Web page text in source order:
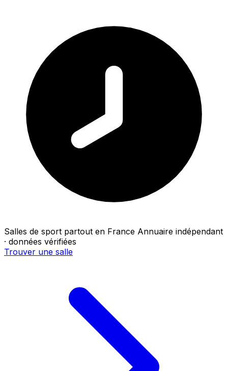
Salles de sport partout en France Annuaire indépendant
· données vérifiées
Trouver une salle